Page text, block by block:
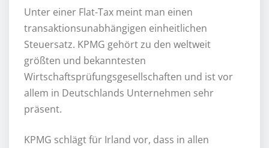
Unter einer Flat-Tax meint man einen
transaktionsunabhängigen einheitlichen
Steuersatz. KPMG gehört zu den weltweit
größten und bekanntesten
Wirtschaftsprüfungsgesellschaften und ist vor
allem in Deutschlands Unternehmen sehr
präsent.
KPMG schlägt für Irland vor, dass in allen